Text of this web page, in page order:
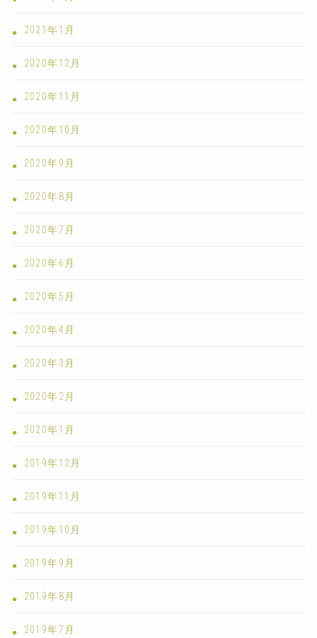
2021年1月
2020年12月
2020年11月
2020年10月
2020年9月
2020年8月
2020年7月
2020年6月
2020年5月
2020年4月
2020年3月
2020年2月
2020年1月
2019年12月
2019年11月
2019年10月
2019年9月
2019年8月
2019年7月